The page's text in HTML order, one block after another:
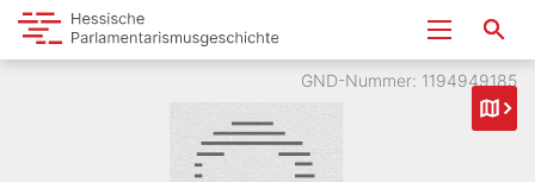
GND-Nummer: 1194949185